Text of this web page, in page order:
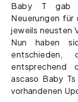
Baby T gab
Neuerungen für
jeweils neusten
Nun haben
entschieden,
entsprechend
ascaso Baby
vorhandenen